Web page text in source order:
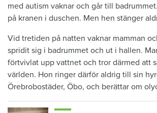
med autism vaknar och går till
på kranen i duschen. Men hen stänger
Vid tretiden på natten vaknar mamman
spridit sig i badrummet och ut i hallen.
förtvivlat upp vattnet och tror därmed att
världen. Hon ringer därför aldrig till sin
Örebrobostäder, Öbo, och berättar om